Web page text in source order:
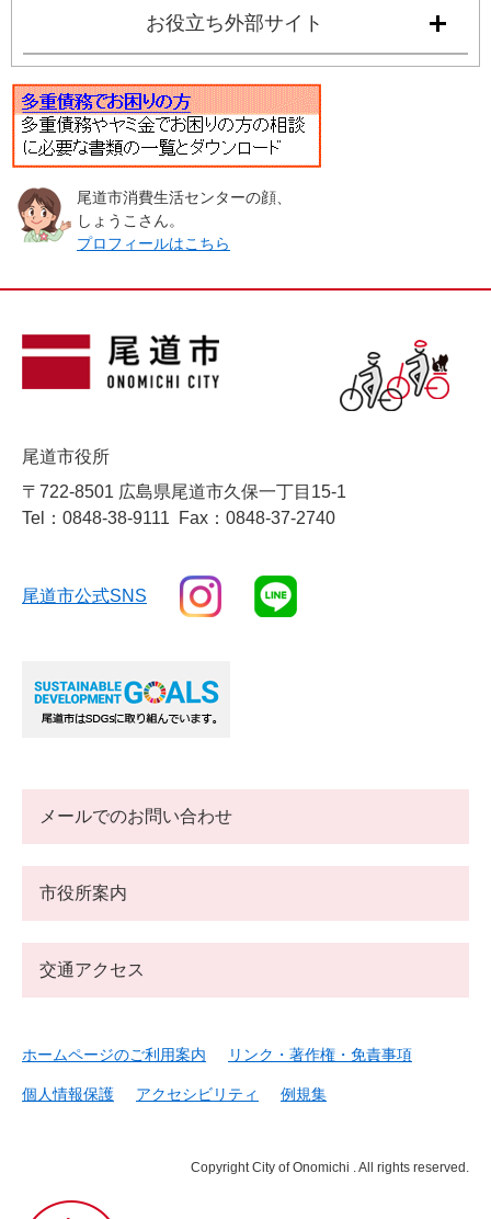
お役立ち外部サイト
尾道市消費生活センターの顔、
しょうこさん。
プロフィールはこちら
尾
尾道市役所
〒722-8501 広島県尾道市久保一丁目15-1
Tel：0848-38-9111
Fax：0848-37-2740
尾道市公式SNS
メールでのお問い合わせ
市役所案内
交通アクセス
ホームページのご利用案内 リンク・著作権・免責事項
個人情報保護 アクセシビリティ 例規集
Copyright City of Onomichi . All rights reserved.